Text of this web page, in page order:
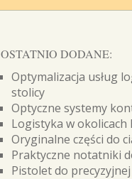
OSTATNIO DODANE:
Optymalizacja usług
stolicy
Optyczne systemy
Logistyka w okolicach
Oryginalne części do
Praktyczne notatniki
Pistolet do